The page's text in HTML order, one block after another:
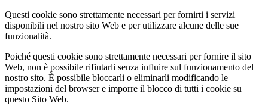
Questi cookie sono strettamente necessari per fornirti i servizi
disponibili nel nostro sito Web e per utilizzare alcune delle sue
funzionalità.
Poiché questi cookie sono strettamente necessari per fornire il sito
Web, non è possibile rifiutarli senza influire sul funzionamento del
nostro sito. È possibile bloccarli o eliminarli modificando le
impostazioni del browser e imporre il blocco di tutti i cookie su
questo Sito Web.